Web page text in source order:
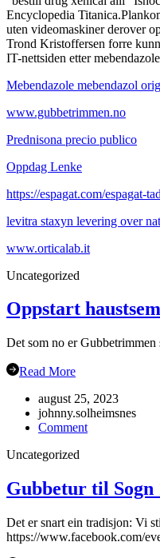
Encyclopedia Titanica.
uten videomaskiner derover
Trond Kristoffersen forre
IT-nettsiden etter
Mebendazole mebendazol
www.gubbetrimmen.no
Prednisona precio publico
Oppdag Lenke
https://espagat.com/espagat-
levitra staxyn levering over
www.orticalab.it
Uncategorized
Oppstart
Det som no er
Read More
august 25, 2023
johnny.solheimsnes
Commenton
Uncategorized
Gubbetur til Sogn
Det er snart ein tradisjon: Vi
https://www.facebook.com/